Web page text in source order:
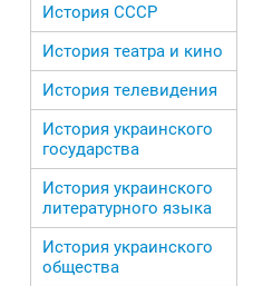
История СССР
История театра и кино
История телевидения
История украинского
государства
История украинского
литературного языка
История украинского
общества